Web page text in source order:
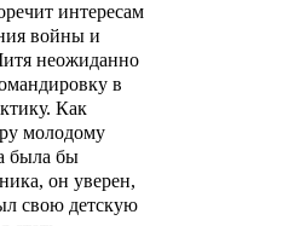
интересам
войны и
неожиданно
в
Как
молодому
была бы
он уверен,
свою детскую